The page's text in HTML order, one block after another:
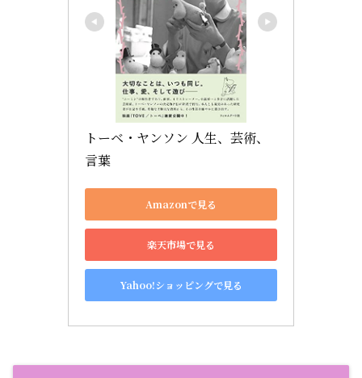
トーベ・ヤンソン 人生、芸術、
言葉
Amazonで見る
楽天市場で見る
Yahoo!ショッピングで見る